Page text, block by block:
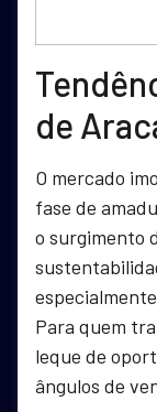
de
O mercado
fase de
o surgimento
Para quem
leque de
ângulos de